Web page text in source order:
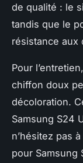
de qualité : le
tandis que le
résistance aux
Pour
chiffon doux
décoloration.
Samsung S24
n’hésitez pas
pour Samsung